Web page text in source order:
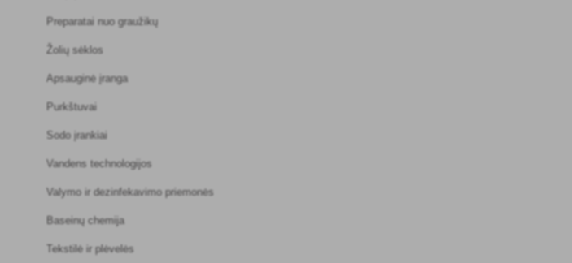
Preparatai nuo graužikų
Žolių sėklos
Apsauginė įranga
Purkštuvai
Sodo įrankiai
Vandens technologijos
Valymo ir dezinfekavimo priemonės
Baseinų chemija
Tekstilė ir plėvelės